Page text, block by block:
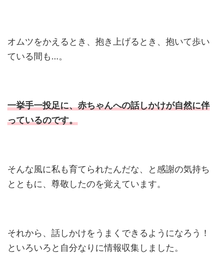
オムツをかえるとき、抱き上げるとき、抱いて歩い
ている間も…。
一挙手一投足に、赤ちゃんへの話しかけが自然に伴
っているのです。
そんな風に私も育てられたんだな、と感謝の気持ち
とともに、尊敬したのを覚えています。
それから、話しかけをうまくできるようになろう！
といろいろと自分なりに情報収集しました。